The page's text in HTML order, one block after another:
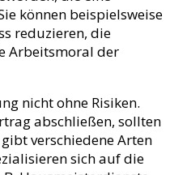
können beispielsweise
reduzieren, die
Arbeitsmoral der
nicht ohne Risiken.
abschließen, sollten
verschiedene Arten
sich auf die